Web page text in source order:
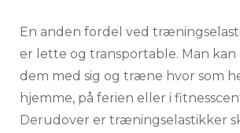
En anden fordel ved
er lette og transportable. Man
dem med sig og træne hvor som
hjemme, på ferien eller i
Derudover er træningselastikker